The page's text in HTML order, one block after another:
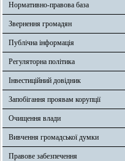
Нормативно-правова база
Звернення громадян
Публічна інформація
Регуляторна політика
Інвестиційний довідник
Запобігання проявам корупції
Очищення влади
Вивчення громадської думки
Правове забезпечення